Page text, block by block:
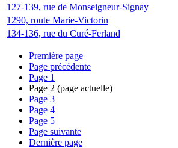
127-139, rue de Monseigneur-Signay
1290, route Marie-Victorin
134-136, rue du Curé-Ferland
Première page
Page précédente
Page 1
Page 2 (page actuelle)
Page 3
Page 4
Page 5
Page suivante
Dernière page